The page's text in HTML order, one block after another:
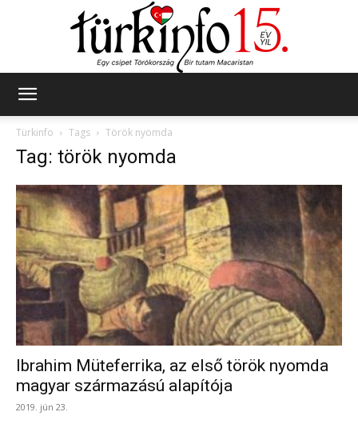
Türkinfo
Tags Török nyomda
Tag: török nyomda
Ibrahim Müteferrika, az első török nyomda
magyar származású alapítója
2019. jún 23.